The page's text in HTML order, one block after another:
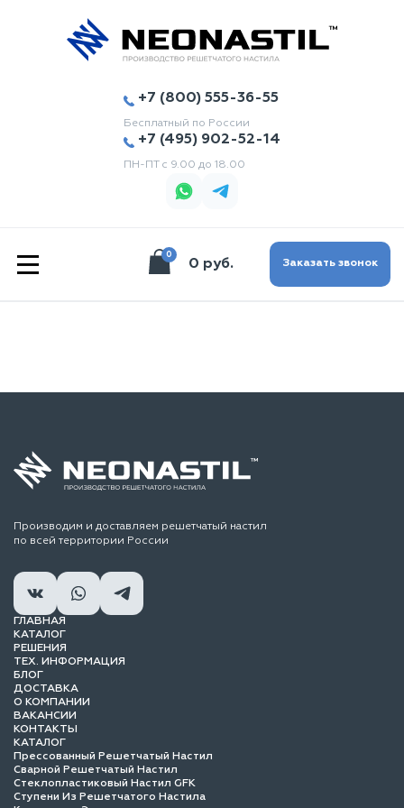
+7 (800) 555-36-55
Бесплатный по России
+7 (495) 902-52-14
ПН-ПТ с 9.00 до 18.00
||| 0
0 руб. Заказать звонок
Производим и доставляем решетчатый настил
по всей территории России
ГЛАВНАЯ
КАТАЛОГ
РЕШЕНИЯ
ТЕХ. ИНФОРМАЦИЯ
БЛОГ
ДОСТАВКА
О КОМПАНИИ
ВАКАНСИИ
КОНТАКТЫ
КАТАЛОГ
Прессованный Решетчатый Настил
Сварной Решетчатый Настил
Стеклопластиковый Настил GFK
Ступени Из Решетчатого Настила